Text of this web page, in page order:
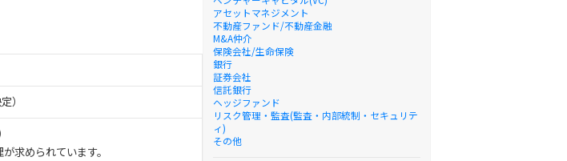
）
求められています。
アセットマネジメント
不動産ファンド/不動産金融
M&A仲介
保険会社/生命保険
銀行
証券会社
信託銀行
ヘッジファンド
リスク管理・監査(監査・内部統制・セキュリテ
ィ)
その他